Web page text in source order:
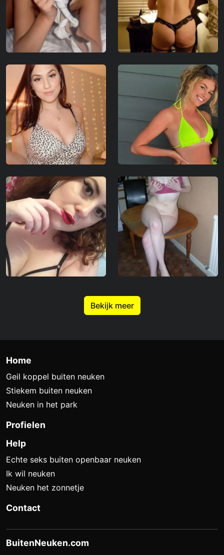
Bekijk meer
Home
Geil koppel buiten neuken
Stiekem buiten neuken
Neuken in het park
Profielen
Help
Echte seks buiten openbaar neuken
Ik wil neuken
Neuken het zonnetje
Contact
BuitenNeuken.com